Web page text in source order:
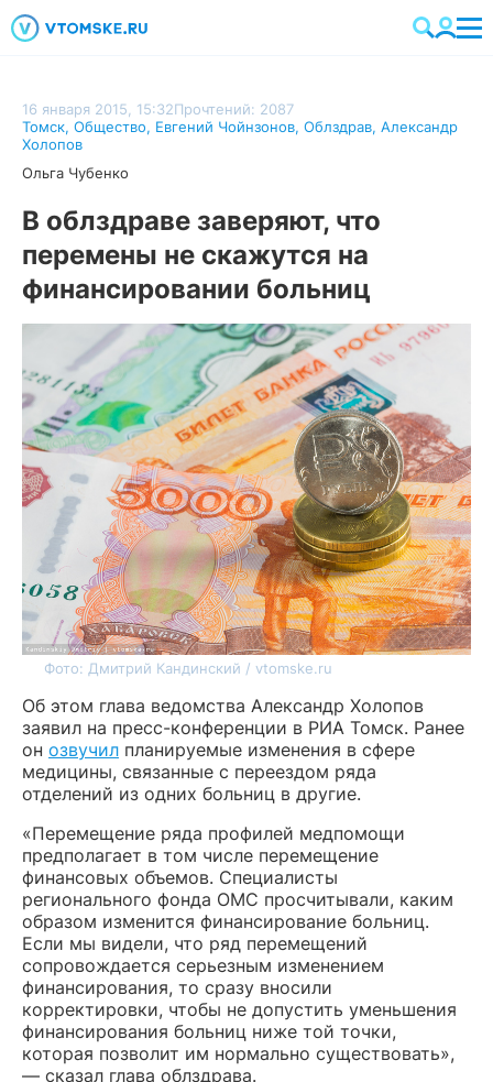
16 января 2015, 15:32Прочтений: 2087
Томск, Общество, Евгений Чойнзонов, Облздрав, Александр
Холопов
Ольга Чубенко
В облздраве заверяют, что
перемены не скажутся на
финансировании больниц
Фото: Дмитрий Кандинский / vtomske.ru
Об этом глава ведомства Александр Холопов
заявил на пресс-конференции в РИА Томск. Ранее
он озвучил планируемые изменения в сфере
медицины, связанные с переездом ряда
отделений из одних больниц в другие.
«Перемещение ряда профилей медпомощи
предполагает в том числе перемещение
финансовых объемов. Специалисты
регионального фонда ОМС просчитывали, каким
образом изменится финансирование больниц.
Если мы видели, что ряд перемещений
сопровождается серьезным изменением
финансирования, то сразу вносили
корректировки, чтобы не допустить уменьшения
финансирования больниц ниже той точки,
которая позволит им нормально существовать»,
— сказал глава облздрава.